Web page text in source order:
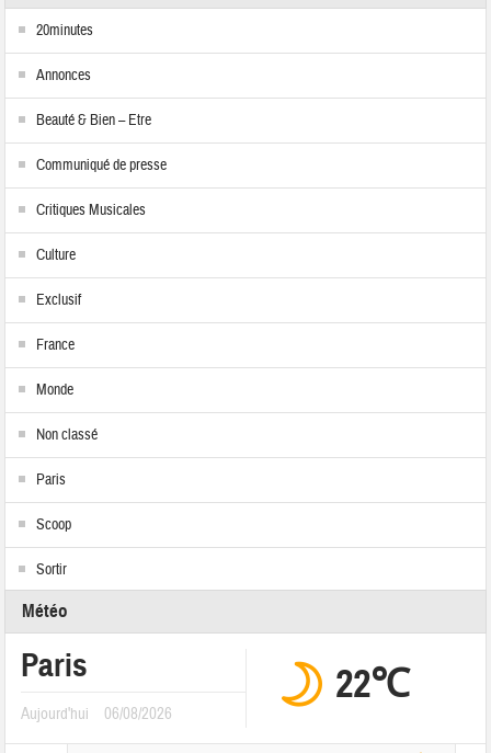
20minutes
Annonces
Beauté & Bien – Etre
Communiqué de presse
Critiques Musicales
Culture
Exclusif
France
Monde
Non classé
Paris
Scoop
Sortir
Météo
Paris
Aujourd'hui 06/08/2026
22℃